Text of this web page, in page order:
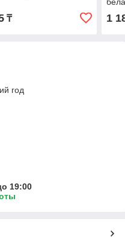
₸ 1
год
19:00